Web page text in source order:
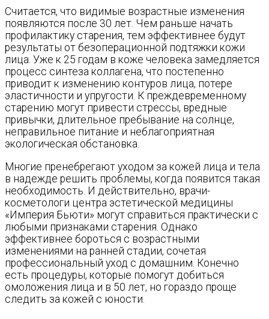
Считается, что видимые возрастные изменения
появляются после 30 лет. Чем раньше начать
профилактику старения, тем эффективнее будут
результаты от безоперационной подтяжки кожи
лица. Уже к 25 годам в коже человека замедляется
процесс синтеза коллагена, что постепенно
приводит к изменению контуров лица, потере
эластичности и упругости. К преждевременному
старению могут привести стрессы, вредные
привычки, длительное пребывание на солнце,
неправильное питание и неблагоприятная
экологическая обстановка.
Многие пренебрегают уходом за кожей лица и тела
в надежде решить проблемы, когда появится такая
необходимость. И действительно, врачи-
косметологи центра эстетической медицины
«Империя Бьюти» могут справиться практически с
любыми признаками старения. Однако
эффективнее бороться с возрастными
изменениями на ранней стадии, сочетая
профессиональный уход с домашним. Конечно
есть процедуры, которые помогут добиться
омоложения лица и в 50 лет, но гораздо проще
следить за кожей с юности.